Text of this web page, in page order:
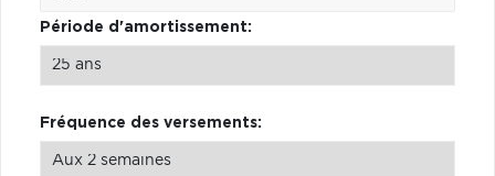
Période d'amortissement:
Fréquence des versements: